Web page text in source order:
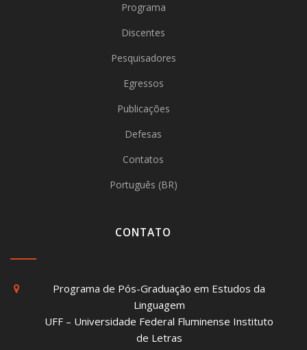
Programa
Discentes
Pesquisadores
Egressos
Publicações
Defesas
Contatos
Português (BR)
CONTATO
Programa de Pós-Graduação em Estudos da
Linguagem
UFF – Universidade Federal Fluminense Instituto
de Letras